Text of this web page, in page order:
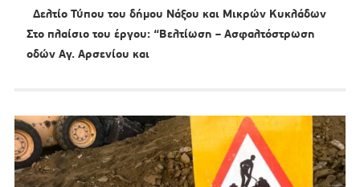
Δελτίο Τύπου του δήμου Νάξου και Μικρών Κυκλάδων
Στο πλαίσιο του έργου: “Βελτίωση – Ασφαλτόστρωση
οδών Αγ. Αρσενίου και